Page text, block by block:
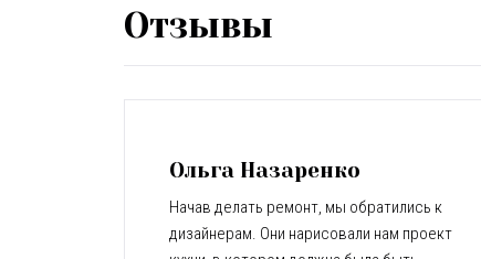
Отзывы
Ольга Назаренко
Начав делать ремонт, мы обратились к
дизайнерам. Они нарисовали нам проект